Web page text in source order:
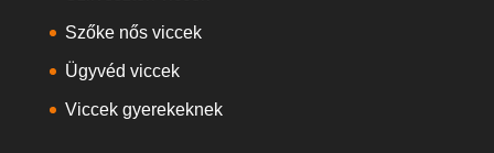
Szőke nős viccek
Ügyvéd viccek
Viccek gyerekeknek